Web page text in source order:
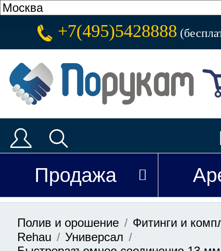
+7(495)5428888
Продажа
Полив и орошение
Фитинги и
Rehau
Универсал